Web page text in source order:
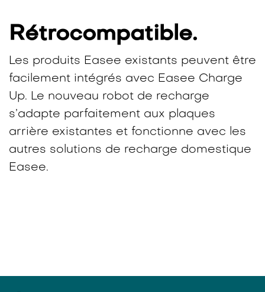
Rétrocompatible.
Les produits Easee existants peuvent être
facilement intégrés avec Easee Charge
Up. Le nouveau robot de recharge
s’adapte parfaitement aux plaques
arrière existantes et fonctionne avec les
autres solutions de recharge domestique
Easee.